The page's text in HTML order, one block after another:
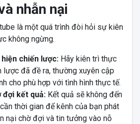
nhẫn nại
là một quá trình đòi hỏi sự kiên
không ngừng.
chiến lược:Hãy kiên trì thực
lược đã đề ra, thường xuyên cập
cho phù hợp với tình hình thực tế.
đợi kết quả:Kết quả sẽ không đến
thời gian để kênh của bạn phát
nại chờ đợi và tin tưởng vào nỗ